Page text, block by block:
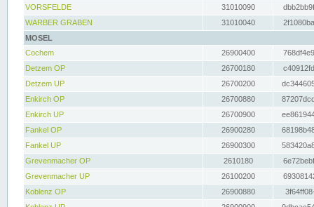
VORSFELDE
31010090
WARBER GRABEN
31010040
MOSEL
Cochem
26900400
Detzem OP
26700180
Detzem UP
26700200
Enkirch OP
26700880
Enkirch UP
26700900
Fankel OP
26900280
Fankel UP
26900300
Grevenmacher OP
2610180
Grevenmacher UP
26100200
Koblenz OP
26900880